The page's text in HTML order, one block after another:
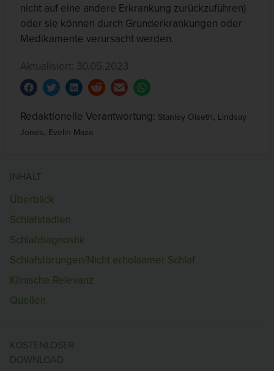
nicht auf eine andere Erkrankung zurückzuführen)
oder sie können durch Grunderkrankungen oder
Medikamente verursacht werden.
Aktualisiert: 30.05.2023
Redaktionelle Verantwortung: Stanley Oiseth, Lindsay
Jones, Evelin Maza
INHALT
Überblick
Schlafstadien
Schlafdiagnostik
Schlafstörungen/Nicht erholsamer Schlaf
Klinische Relevanz
Quellen
KOSTENLOSER
DOWNLOAD